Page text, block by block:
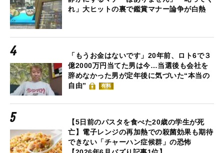
れ」大ヒットの裏で鑑賞マナー論争が白熱
「もうお金はないです」20年前、ロト6で３
億2000万円当てた男は今…当選後も会社を
辞めなかった男が定年後に気づいた“本当の
自由”
有料
【5日前のパスタを食べた20歳の学生が死
亡】電子レンジの再加熱での殺菌効果も期待
できない「チャーハン症候群」の恐怖